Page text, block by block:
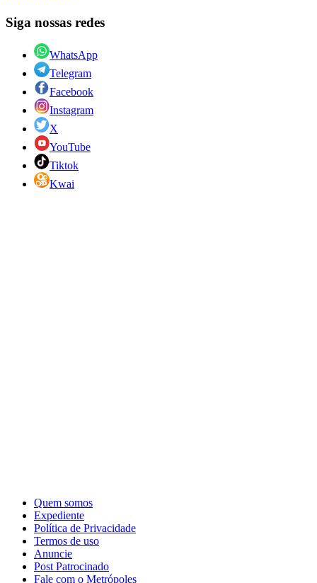
Siga nossas redes
WhatsApp
Telegram
Facebook
Instagram
X
YouTube
Tiktok
Kwai
Quem somos
Expediente
Política de Privacidade
Termos de uso
Anuncie
Post Patrocinado
Fale com o Metrópoles